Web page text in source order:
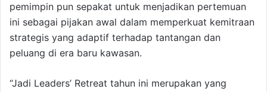
pemimpin pun sepakat untuk menjadikan pertemuan
ini sebagai pijakan awal dalam memperkuat kemitraan
strategis yang adaptif terhadap tantangan dan
peluang di era baru kawasan.
“Jadi Leaders’ Retreat tahun ini merupakan yang